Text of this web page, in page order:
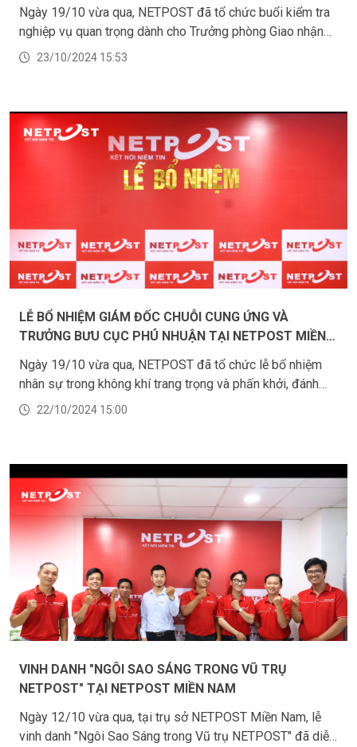
Ngày 19/10 vừa qua, NETPOST đã tổ chức buổi kiểm tra
nghiệp vụ quan trọng dành cho Trưởng phòng Giao nhận
và các Trưởng bưu cục tại khu vực Hồ Chí Minh. Đây là
bảo đáp ứng những tiêu chuẩn cao về chất lượng dịch vụ
trong lĩnh vực chuyển phát nhanh.
23/10/2024 15:53
LỄ BỔ NHIỆM GIÁM ĐỐC CHUỖI CUNG ỨNG VÀ
TRƯỞNG BƯU CỤC PHÚ NHUẬN TẠI NETPOST MIỀN
Ngày 19/10 vừa qua, NETPOST đã tổ chức lễ bổ nhiệm
nhân sự trong không khí trang trọng và phấn khởi, đánh
dấu bước tiến mới trong việc xây dựng cơ cấu tổ chức và
22/10/2024 15:00
VINH DANH "NGÔI SAO SÁNG TRONG VŨ TRỤ
NETPOST" TẠI NETPOST MIỀN NAM
Ngày 12/10 vừa qua, tại trụ sở NETPOST Miền Nam, lễ
vinh danh "Ngôi Sao Sáng trong Vũ trụ NETPOST" đã diễn